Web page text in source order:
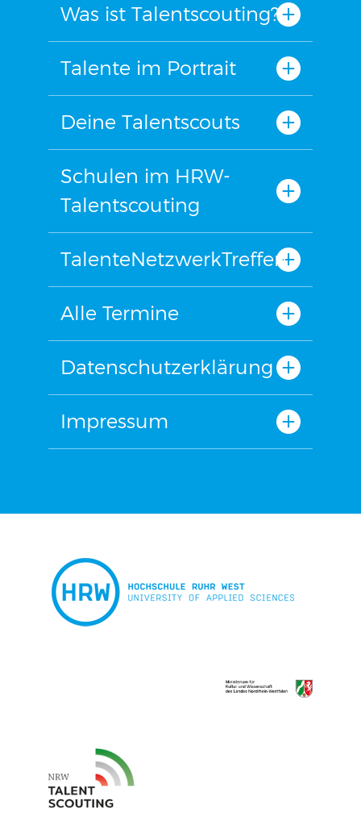
Was ist Talentscouting?
Talente im Portrait
Deine Talentscouts
Schulen im HRW-
Talentscouting
TalenteNetzwerkTreffen
Alle Termine
Datenschutzerklärung
Impressum